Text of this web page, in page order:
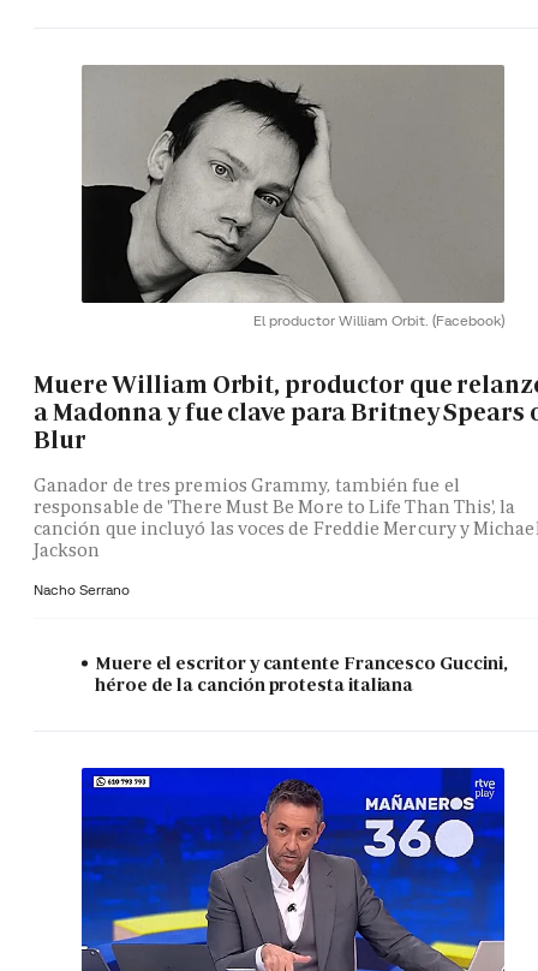
El productor William Orbit. (Facebook)
Muere William Orbit, productor que
a Madonna y fue clave para Britney Spears
Blur
Ganador de tres premios Grammy, también fue el
responsable de 'There Must Be More to Life Than This', la
canción que incluyó las voces de Freddie Mercury y
Jackson
Nacho Serrano
Muere el escritor y cantente Francesco Guccini,
héroe de la canción protesta italiana